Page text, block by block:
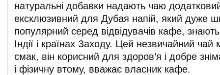
натуральні добавки надають чаю
ексклюзивний для Дубая напій, який дуже
популярний серед відвідувачів кафе,
Індії і країнах Заходу. Цей незвичайний чай
смак, він корисний для здоров’я і добре
і фізичну втому, вважає власник кафе.